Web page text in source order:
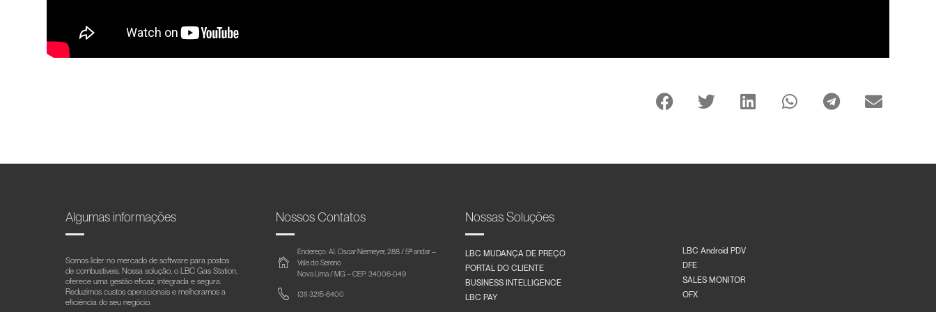
Algumas informações
Somos líder no mercado de software para postos
de combustíveis. Nossa solução, o LBC Gas Station,
oferece uma gestão eficaz, integrada e segura.
Reduzimos custos operacionais e melhoramos a
eficiência do seu negócio.
Nossos Contatos
Endereço: Al. Oscar Niemeyer, 288 / 5º andar –
Vale do Sereno
Nova Lima / MG – CEP: 34006-049
(31) 3215-6400
Nossas Soluções
LBC MUDANÇA DE PREÇO
PORTAL DO CLIENTE
BUSINESS INTELLIGENCE
LBC PAY
LBC Android PDV
DFE
SALES MONITOR
OFX